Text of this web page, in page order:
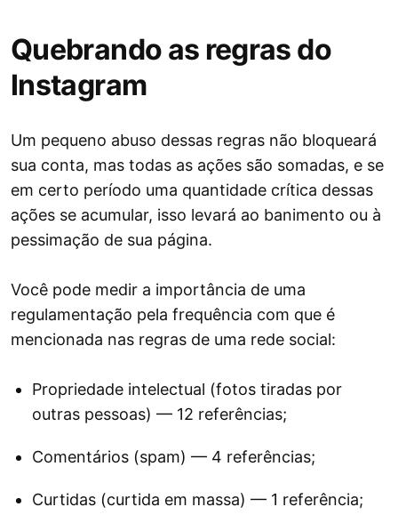
Quebrando as regras do
Instagram
Um pequeno abuso dessas regras não bloqueará
sua conta, mas todas as ações são somadas, e se
em certo período uma quantidade crítica dessas
ações se acumular, isso levará ao banimento ou à
pessimação de sua página.
Você pode medir a importância de uma
regulamentação pela frequência com que é
mencionada nas regras de uma rede social:
Propriedade intelectual (fotos tiradas por
outras pessoas) — 12 referências;
Comentários (spam) — 4 referências;
Curtidas (curtida em massa) — 1 referência;